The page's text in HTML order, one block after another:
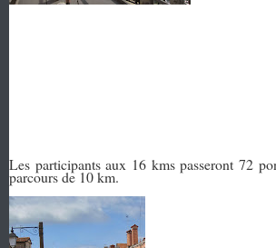
Les participants aux 16 kms passeront 72
parcours de 10 km.